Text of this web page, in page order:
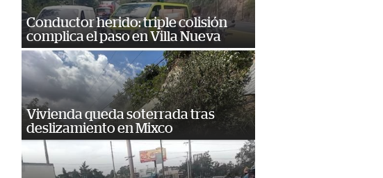
Conductor herido: triple colisión
complica el paso en Villa Nueva
Vivienda queda soterrada tras
deslizamiento en Mixco